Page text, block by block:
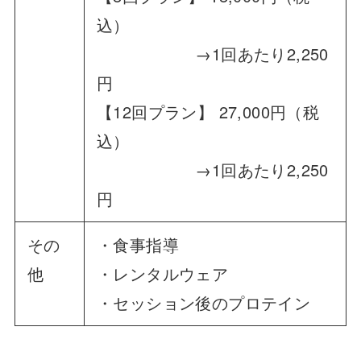
込）
→1回あたり2,250
円
【12回プラン】 27,000円（税
込）
→1回あたり2,250
円
その
他
・食事指導
・レンタルウェア
・セッション後のプロテイン